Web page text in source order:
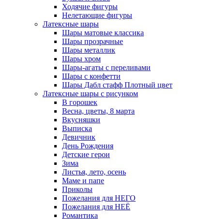
Ходячие фигуры
Нелетающие фигуры
Латексные шары
Шары матовые классика
Шары прозрачные
Шары металлик
Шары хром
Шары-агаты с переливами
Шары с конфетти
Шары Дабл стафф Плотный цвет
Латексные шары с рисунком
В горошек
Весна, цветы, 8 марта
Вкусняшки
Выписка
Девичник
День Рождения
Детские герои
Зима
Листья, лето, осень
Маме и папе
Приколы
Пожелания для НЕГО
Пожелания для НЕЁ
Романтика